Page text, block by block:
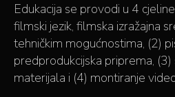
Edukacija se provodi u 4
filmski jezik, filmska izražajna
tehničkim mogućnostima, (2)
predprodukcijska priprema,
materijala i (4) montiranje